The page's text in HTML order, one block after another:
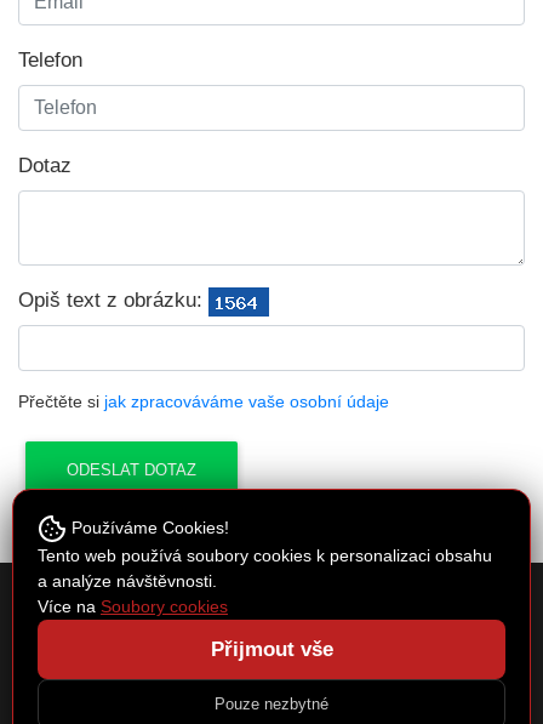
Telefon
Dotaz
Opiš text z obrázku:
Přečtěte si jak zpracováváme vaše osobní údaje
Cykloservis Kučera
Spojovací 30, Písková Lhota 290 01
cyklocentrum@seznam.cz
Copyright © 2026 by Cykloservis Kučera | webové stránky:Regional|
Používáme Cookies!
Tento web používá soubory cookies k personalizaci obsahu
a analýze návštěvnosti.
Více na Soubory cookies
Přijmout vše
Pouze nezbytné